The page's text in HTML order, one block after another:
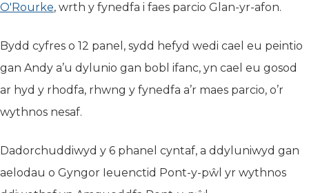
O'Rourke(yn agor mewn tab newydd)
, wrth y fynedfa i faes parcio Glan-yr-afon.
Bydd cyfres o 12 panel, sydd hefyd wedi cael eu peintio
gan Andy a’u dylunio gan bobl ifanc, yn cael eu gosod
ar hyd y rhodfa, rhwng y fynedfa a’r maes parcio, o’r
wythnos nesaf.
Dadorchuddiwyd y 6 phanel cyntaf, a ddyluniwyd gan
aelodau o Gyngor Ieuenctid Pont-y-pŵl yr wythnos